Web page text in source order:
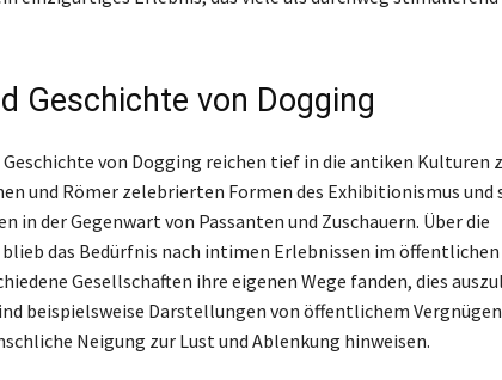
Geschichte von Dogging
Geschichte von Dogging reichen tief in die antiken Kulturen
und Römer zelebrierten Formen des Exhibitionismus und
in der Gegenwart von Passanten und Zuschauern. Über die
das Bedürfnis nach intimen Erlebnissen im öffentlichen
Gesellschaften ihre eigenen Wege fanden, dies
beispielsweise Darstellungen von öffentlichem
Neigung zur Lust und Ablenkung hinweisen.